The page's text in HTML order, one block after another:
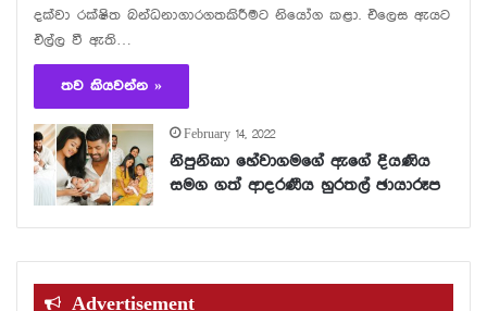
දක්වා රක්ෂිත බන්ධනාගාරගතකිරීමට නියෝග කළා. එලෙස ඇයට
එල්ල වී ඇති…
තව කියවන්න »
February 14, 2022
නිපුනිකා හේවාගමගේ ඇගේ දියණිය
සමග ගත් ආදරණීය හුරතල් ඡායාරූප
Advertisement